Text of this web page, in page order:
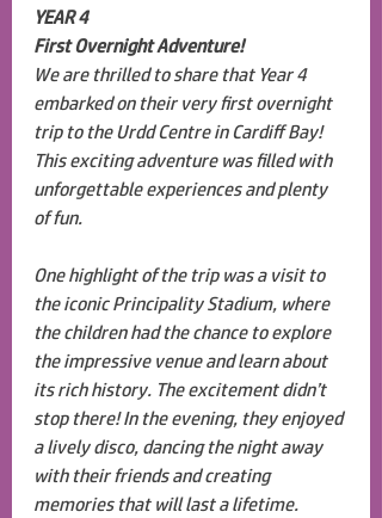
YEAR 4
First Overnight Adventure!
We are thrilled to share that Year 4
embarked on their very first overnight
trip to the Urdd Centre in Cardiff Bay!
This exciting adventure was filled with
unforgettable experiences and plenty
of fun.
One highlight of the trip was a visit to
the iconic Principality Stadium, where
the children had the chance to explore
the impressive venue and learn about
its rich history. The excitement didn’t
stop there! In the evening, they enjoyed
a lively disco, dancing the night away
with their friends and creating
memories that will last a lifetime.